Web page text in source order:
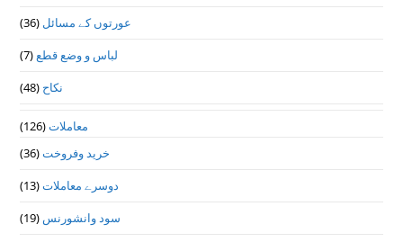
عورتوں کے مسائل (36)
لباس و وضع قطع(7)
نکاح (48)
معاملات(126)
خرید وفروخت(36)
دوسرے معاملات(13)
سود وانشورنس (19)